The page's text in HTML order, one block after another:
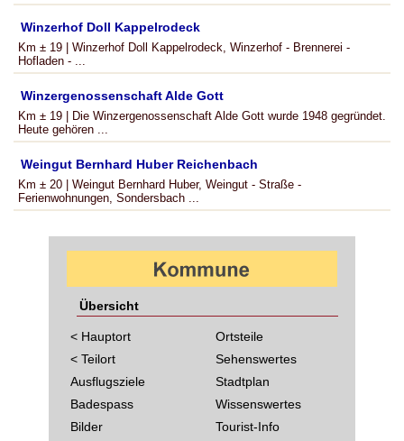
Winzerhof Doll Kappelrodeck
Km ± 19 | Winzerhof Doll Kappelrodeck, Winzerhof - Brennerei -
Hofladen - ...
Winzergenossenschaft Alde Gott
Km ± 19 | Die Winzergenossenschaft Alde Gott wurde 1948 gegründet.
Heute gehören ...
Weingut Bernhard Huber Reichenbach
Km ± 20 | Weingut Bernhard Huber, Weingut - Straße -
Ferienwohnungen, Sondersbach ...
Übersicht
< Hauptort
< Teilort
Ausflugsziele
Badespass
Bilder
Ortsteile
Sehenswertes
Stadtplan
Wissenswertes
Tourist-Info